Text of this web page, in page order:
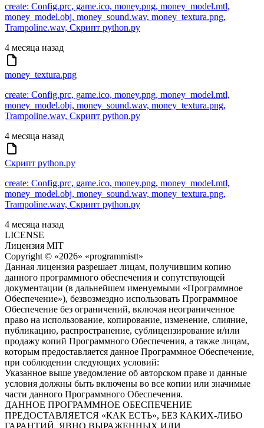
create: Config.prc, game.ico, money.png, money_model.mtl,
money_model.obj, money_sound.wav, money_textura.png,
Trampoline.wav, Скрипт python.py
4 месяца назад
money_textura.png
create: Config.prc, game.ico, money.png, money_model.mtl,
money_model.obj, money_sound.wav, money_textura.png,
Trampoline.wav, Скрипт python.py
4 месяца назад
Скрипт python.py
create: Config.prc, game.ico, money.png, money_model.mtl,
money_model.obj, money_sound.wav, money_textura.png,
Trampoline.wav, Скрипт python.py
4 месяца назад
LICENSE
Лицензия MIT
Copyright © «2026» «programmistt»
Данная лицензия разрешает лицам, получившим копию
данного программного обеспечения и сопутствующей
документации (в дальнейшем именуемыми «Программное
Обеспечение»), безвозмездно использовать Программное
Обеспечение без ограничений, включая неограниченное
право на использование, копирование, изменение, слияние,
публикацию, распространение, сублицензирование и/или
продажу копий Программного Обеспечения, а также лицам,
которым предоставляется данное Программное Обеспечение,
при соблюдении следующих условий:
Указанное выше уведомление об авторском праве и данные
условия должны быть включены во все копии или значимые
части данного Программного Обеспечения.
ДАННОЕ ПРОГРАММНОЕ ОБЕСПЕЧЕНИЕ
ПРЕДОСТАВЛЯЕТСЯ «КАК ЕСТЬ», БЕЗ КАКИХ-ЛИБО
ГАРАНТИЙ, ЯВНО ВЫРАЖЕННЫХ ИЛИ